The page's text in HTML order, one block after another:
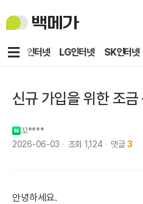
백
메
KT인터넷 LG인터넷 SK인터넷
메
신규 가입을 위한 조금
꼬****
2026-06-03
조회 1,124 댓글 3
안녕하세요.